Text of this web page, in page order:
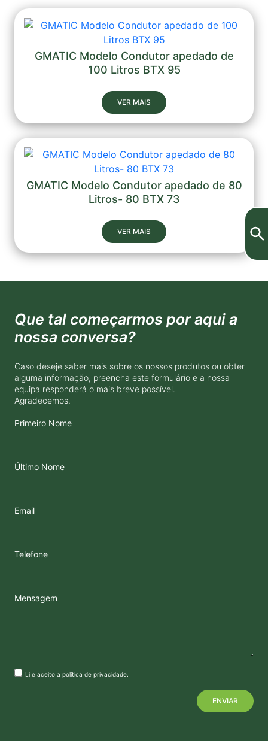
GMATIC Modelo Condutor apedado de
100 Litros BTX 95
VER MAIS
GMATIC Modelo Condutor apedado de 80
Litros- 80 BTX 73
VER MAIS
Que tal começarmos por aqui a
nossa conversa?
Caso deseje saber mais sobre os nossos produtos ou obter
alguma informação, preencha este formulário e a nossa
equipa responderá o mais breve possível.
Agradecemos.
Primeiro Nome
Último Nome
Email
Telefone
Mensagem
Li e aceito a política de privacidade